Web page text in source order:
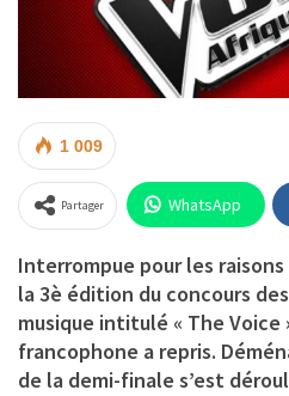
1 009
Partager WhatsApp
Interrompue pour les raisons
la 3è édition du concours
musique intitulé « The Voice
francophone a repris.
de la demi-finale s’est